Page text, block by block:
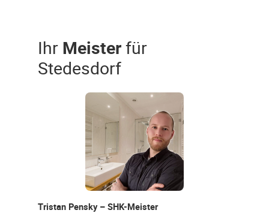
Ihr Meisterfür
Stedesdorf
Tristan Pensky – SHK-Meister